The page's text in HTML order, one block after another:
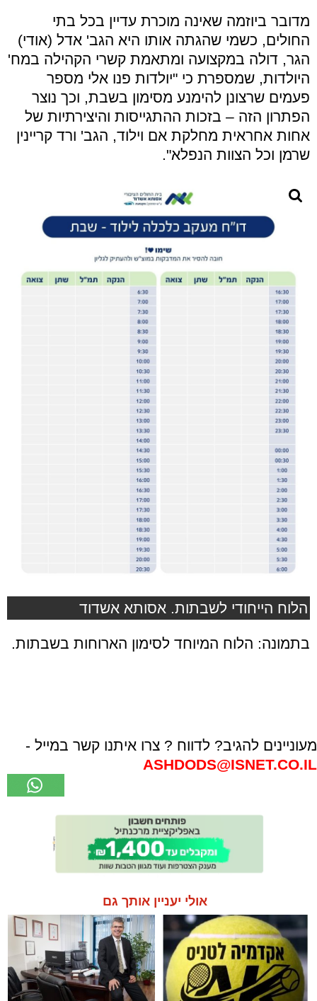
מדובר ביוזמה שאינה מוכרת עדיין בכל בתי
החולים, כשמי שהגתה אותו היא הגב' אדל (אודי)
הגר, דולה במקצועה ומתאמת קשרי הקהילה במח'
היולדות, שמספרת כי "יולדות פנו אלי מספר
פעמים שרצונן להימנע מסימון בשבת, וכך נוצר
הפתרון הזה – בזכות ההתגייסות והיצירתיות של
אחות אחראית מחלקת אם וילוד, הגב' ורד קריינין
שרמן וכל הצוות הנפלא".
הלוח הייחודי לשבתות. אסותא אשדוד
בתמונה: הלוח המיוחד לסימון הארוחות בשבתות.
מעוניינים להגיב? לדווח ? צרו איתנו קשר במייל -
ASHDODS@ISNET.CO.IL
אולי יעניין אותך גם